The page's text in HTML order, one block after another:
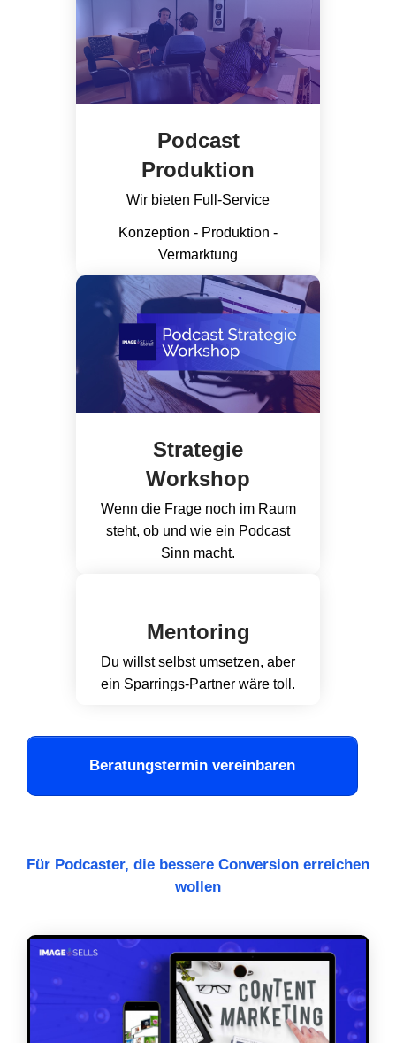
Podcast
Produktion
Wir bieten Full-Service
Konzeption - Produktion -
Vermarktung
Strategie
Workshop
Wenn die Frage noch im Raum
steht, ob und wie ein Podcast
Sinn macht.
Mentoring
Du willst selbst umsetzen, aber
ein Sparrings-Partner wäre toll.
Beratungstermin vereinbaren
Für Podcaster, die bessere Conversion erreichen
wollen